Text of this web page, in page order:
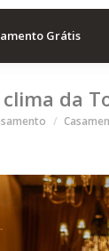
Grátis
da
aqui